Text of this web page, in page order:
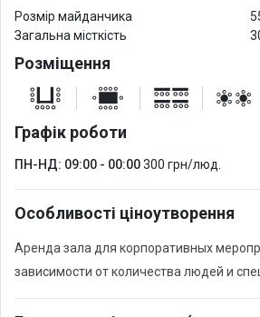
Розмір майданчика
Загальна місткість
Розміщення
Графік роботи
ПН-НД: 09:00 - 00:00300 грн/люд.
Особливості ціноутворення
Аренда зала для корпоративных
зависимости от количества людей и